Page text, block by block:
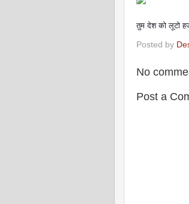
तुम देश को लूटो
Posted by
No
Post a